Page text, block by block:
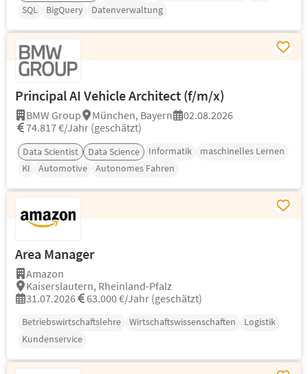
SQL
BigQuery Datenverwaltung
Principal AI Vehicle Architect (f/m/x)
BMW Group München, Bayern
02.08.2026
74.817 €/Jahr (geschätzt)
Data Scientist Data Science Informatik
maschinelles Lernen
KI
Automotive Autonomes Fahren
Area Manager
Amazon
Kaiserslautern, Rheinland-Pfalz
31.07.2026
63.000 €/Jahr (geschätzt)
Betriebswirtschaftslehre Wirtschaftswissenschaften
Logistik
Kundenservice